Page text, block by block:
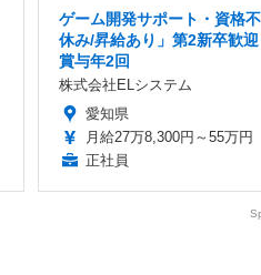
ゲーム開発サポート・資格
休み/昇給あり」第2新卒歓
賞与年2回
株式会社ELシステム
愛知県
月給27万8,300円～55万円
正社員